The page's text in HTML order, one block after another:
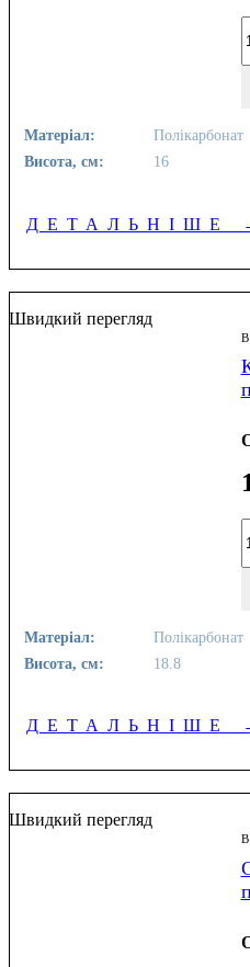
Матеріал:
Полікарбонат
Висота, см:
16
ДЕТАЛЬНІШЕ
Швидкий перегляд
Матеріал:
Полікарбонат
Висота, см:
18.8
ДЕТАЛЬНІШЕ
Швидкий перегляд